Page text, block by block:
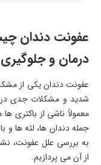
عفونت دندان
درمان و جلوگیری
عفونت دندان یکی از
شدید و مشکلات جدی در
معمولاً ناشی از باکتری
جمله دندان ها، لثه ها و
به بررسی علل عفونت،
از آن می پردازیم.